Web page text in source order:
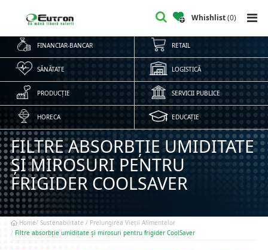
Whishlist(0)
FINANCIAR-BANCAR RETAIL
SĂNĂTATE LOGISTICĂ
PRODUCȚIE SERVICII PUBLICE
HORECA EDUCAȚIE
FILTRE ABSORBȚIE UMIDITATE
ȘI MIROSURI PENTRU
FRIGIDER COOLSAVER
Home Sustenabilitate / Prelungirea Vieții Alimentelor
Filtre absorbție umiditate și mirosuri pentru frigider CoolSaver